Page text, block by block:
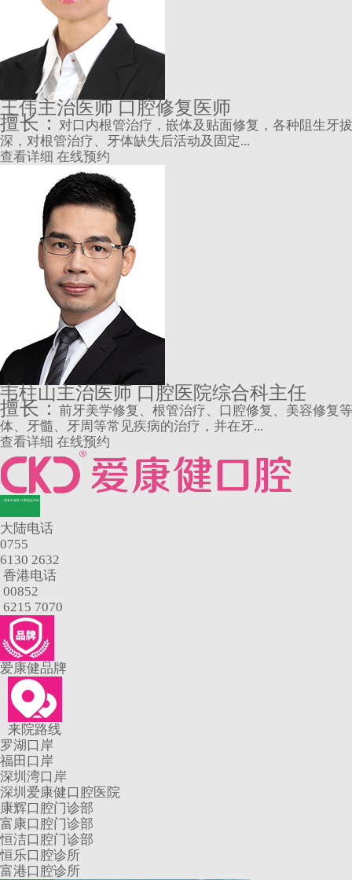
王伟主治医师 口腔修复医师
擅长：对口内根管治疗，嵌体及贴面修复，各种阻生牙
深，对根管治疗、牙体缺失后活动及固定...
查看详细 在线预约
韦柱山主治医师 口腔医院综合科主任
擅长： 前牙美学修复、根管治疗、口腔修复、美容修复
体、牙髓、牙周等常见疾病的治疗，并在牙...
查看详细 在线预约
—香港长者医疗券指定牙科
大陆电话
0755
6130 2632
香港电话
00852
6215 7070
爱康健品牌
来院路线
罗湖口岸
福田口岸
深圳湾口岸
深圳爱康健口腔医院
康辉口腔门诊部
富康口腔门诊部
恒洁口腔门诊部
恒乐口腔诊所
富港口腔诊所